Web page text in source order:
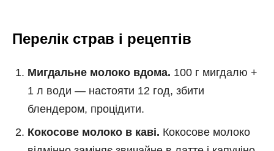
Перелік страв і рецептів
Мигдальне молоко вдома. 100 г мигдалю +
1 л води — настояти 12 год, збити
блендером, процідити.
Кокосове молоко в кавi. Кокосове молоко